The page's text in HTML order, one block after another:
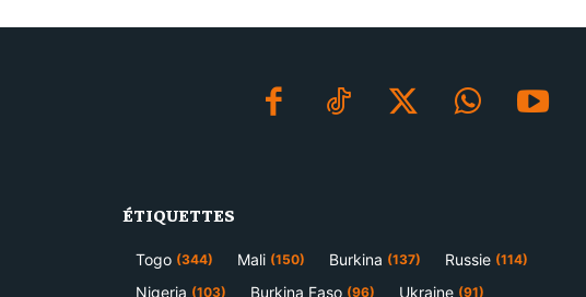
ÉTIQUETTES
Togo (344) Mali (150) Burkina (137) Russie (114)
Nigeria (103) Burkina Faso (96) Ukraine (91)